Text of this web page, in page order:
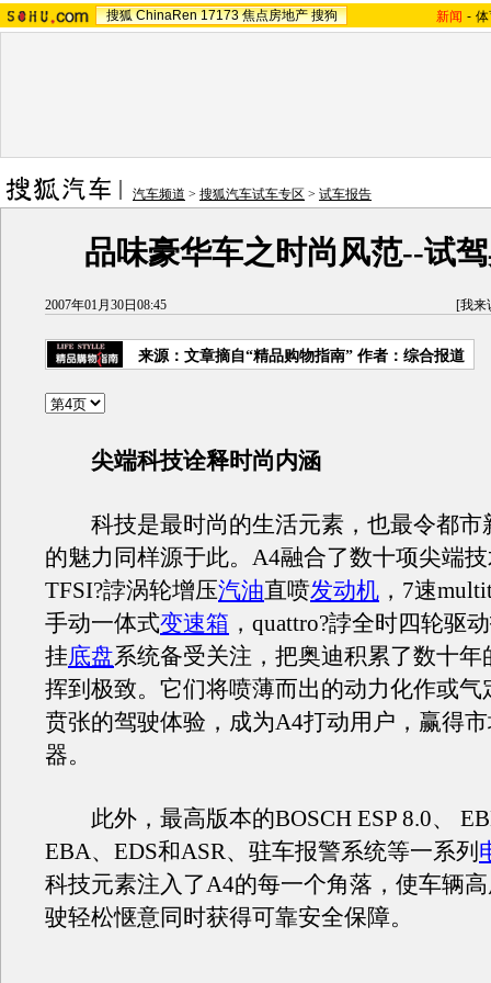
搜狐 ChinaRen 17173 焦点房地产 搜狗 新闻 -
汽车频道 > 搜狐汽车试车专区 > 试车报告
品味豪华车之时尚风范--试
2007年01月30日08:45 [我来
来源：文章摘自“精品购物指南” 作者：综合报道
尖端科技诠释时尚内涵
科技是最时尚的生活元素，也最令都市
的魅力同样源于此。A4融合了数十项尖端
TFSI?誖涡轮增压汽油直喷发动机 ，7速
手动一体式变速箱 ，quattro?誖全时四轮驱
挂底盘系统备受关注，把奥迪积累了数十年
挥到极致。它们将喷薄而出的动力化作或气
贲张的驾驶体验，成为A4打动用户，赢得
器。
此外，最高版本的BOSCH ESP 8.0、
EBA、EDS和ASR、驻车报警系统等一系列
科技元素注入了A4的每一个角落，使车辆
驶轻松惬意同时获得可靠安全保障。